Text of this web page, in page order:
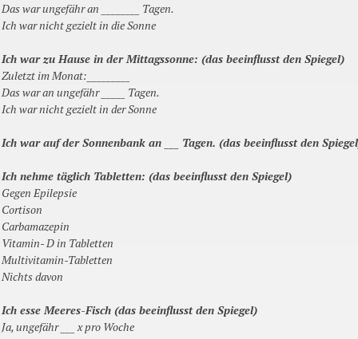
Das war ungefähr an ________ Tagen.
Ich war nicht gezielt in die Sonne
Ich war zu Hause in der Mittagssonne: (das beeinflusst den Spiegel)
Zuletzt im Monat:_________
Das war an ungefähr _____ Tagen.
Ich war nicht gezielt in der Sonne
Ich war auf der Sonnenbank an ___ Tagen. (das beeinflusst den
Ich nehme täglich Tabletten: (das beeinflusst den Spiegel)
Gegen Epilepsie
Cortison
Carbamazepin
Vitamin- D in Tabletten
Multivitamin-Tabletten
Nichts davon
Ich esse Meeres-Fisch (das beeinflusst den Spiegel)
Ja, ungefähr ___ x pro Woche